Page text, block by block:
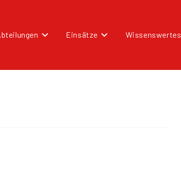
Einsätze Wissenswertes